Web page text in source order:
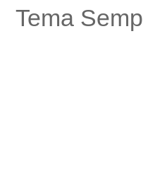
Tema